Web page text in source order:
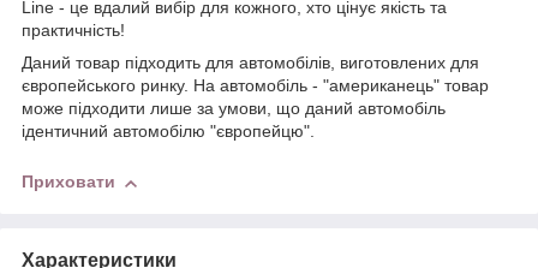
Line - це вдалий вибір для кожного, хто цінує якість та
практичність!
Даний товар підходить для автомобілів, виготовлених для
європейського ринку. На автомобіль - "американець" товар
може підходити лише за умови, що даний автомобіль
ідентичний автомобілю "європейцю".
Приховати
Характеристики